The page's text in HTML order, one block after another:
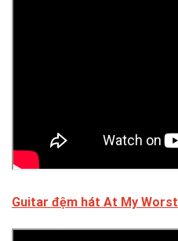
Guitar đệm hát At My Worst